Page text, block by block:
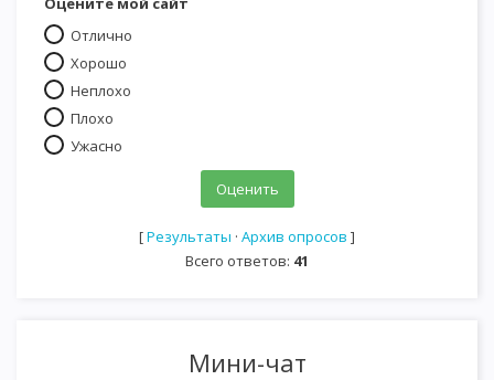
Отлично
Хорошо
Неплохо
Плохо
Ужасно
[Результаты · Архив опросов ]
Всего ответов: 41
Мини-чат